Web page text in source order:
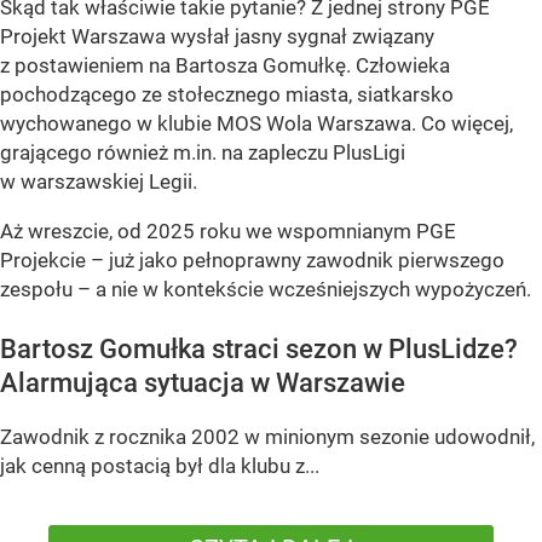
Skąd tak właściwie takie pytanie? Z jednej strony PGE
Projekt Warszawa wysłał jasny sygnał związany
z postawieniem na Bartosza Gomułkę. Człowieka
pochodzącego ze stołecznego miasta, siatkarsko
wychowanego w klubie MOS Wola Warszawa. Co więcej,
grającego również m.in. na zapleczu PlusLigi
w warszawskiej Legii.
Aż wreszcie, od 2025 roku we wspomnianym PGE
Projekcie – już jako pełnoprawny zawodnik pierwszego
zespołu – a nie w kontekście wcześniejszych wypożyczeń.
Bartosz Gomułka straci sezon w PlusLidze?
Alarmująca sytuacja w Warszawie
Zawodnik z rocznika 2002 w minionym sezonie udowodnił,
jak cenną postacią był dla klubu z...